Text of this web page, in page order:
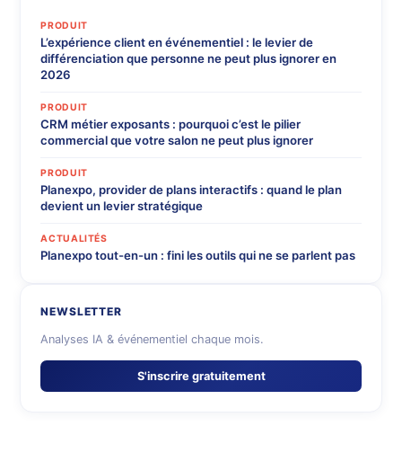
PRODUIT
L’expérience client en événementiel : le levier de
différenciation que personne ne peut plus ignorer en
2026
PRODUIT
CRM métier exposants : pourquoi c’est le pilier
commercial que votre salon ne peut plus ignorer
PRODUIT
Planexpo, provider de plans interactifs : quand le plan
devient un levier stratégique
ACTUALITÉS
Planexpo tout-en-un : fini les outils qui ne se parlent pas
NEWSLETTER
Analyses IA & événementiel chaque mois.
S'inscrire gratuitement